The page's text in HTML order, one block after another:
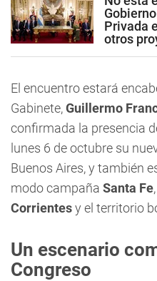
Privada
otros
El encuentro estará
Gabinete,Guillermo
confirmada la presencia
lunes 6 de octubre su
Buenos Aires, y también
modo campaña Santa Fe
Corrientesy el territorio
Un escenario
Congreso